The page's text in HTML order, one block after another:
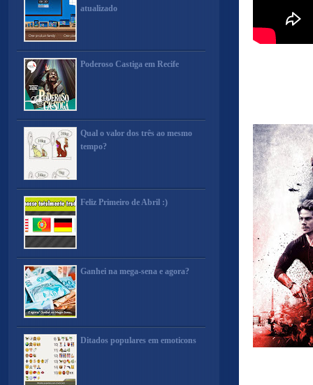
atualizado
Poderoso Castiga em Recife
Qual o valor dos três ao mesmo
tempo?
Feliz Primeiro de Abril :)
Ganhei na mega-sena e agora?
Ditados populares em emoticons